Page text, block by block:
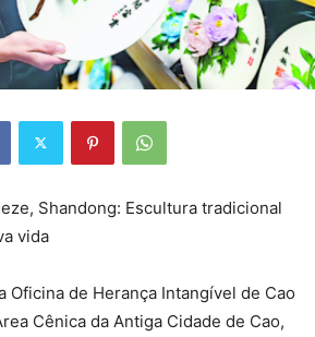
Shandong: Escultura tradicional
vida
Oficina de Herança Intangível de Cao
Cênica da Antiga Cidade de Cao,